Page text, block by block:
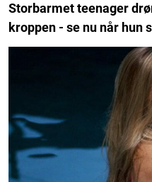
Storbarmet teenager
kroppen - se nu når hun